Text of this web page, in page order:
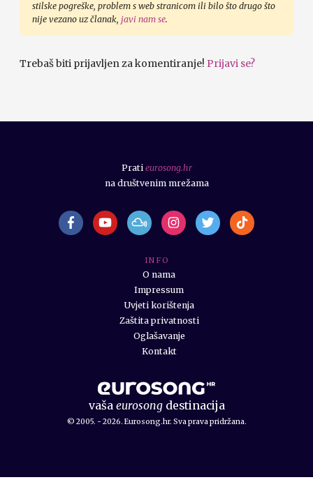
stilske pogreške, problem s web stranicom ili bilo što drugo što
nije vezano uz članak, javi nam se.
Trebaš biti prijavljen za komentiranje! Prijavi se?
vaša eurosongdestinacija
© 2005. - 2026. Eurosong.hr. Sva prava pridržana.
I N F O
O nama
Impressum
Uvjeti korištenja
Zaštita privatnosti
Oglašavanje
Kontakt
Prati eurosong.hr
na društvenim mrežama